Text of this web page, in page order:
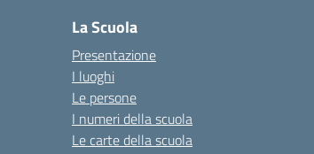
La Scuola
Presentazione
I luoghi
Le persone
I numeri della scuola
Le carte della scuola